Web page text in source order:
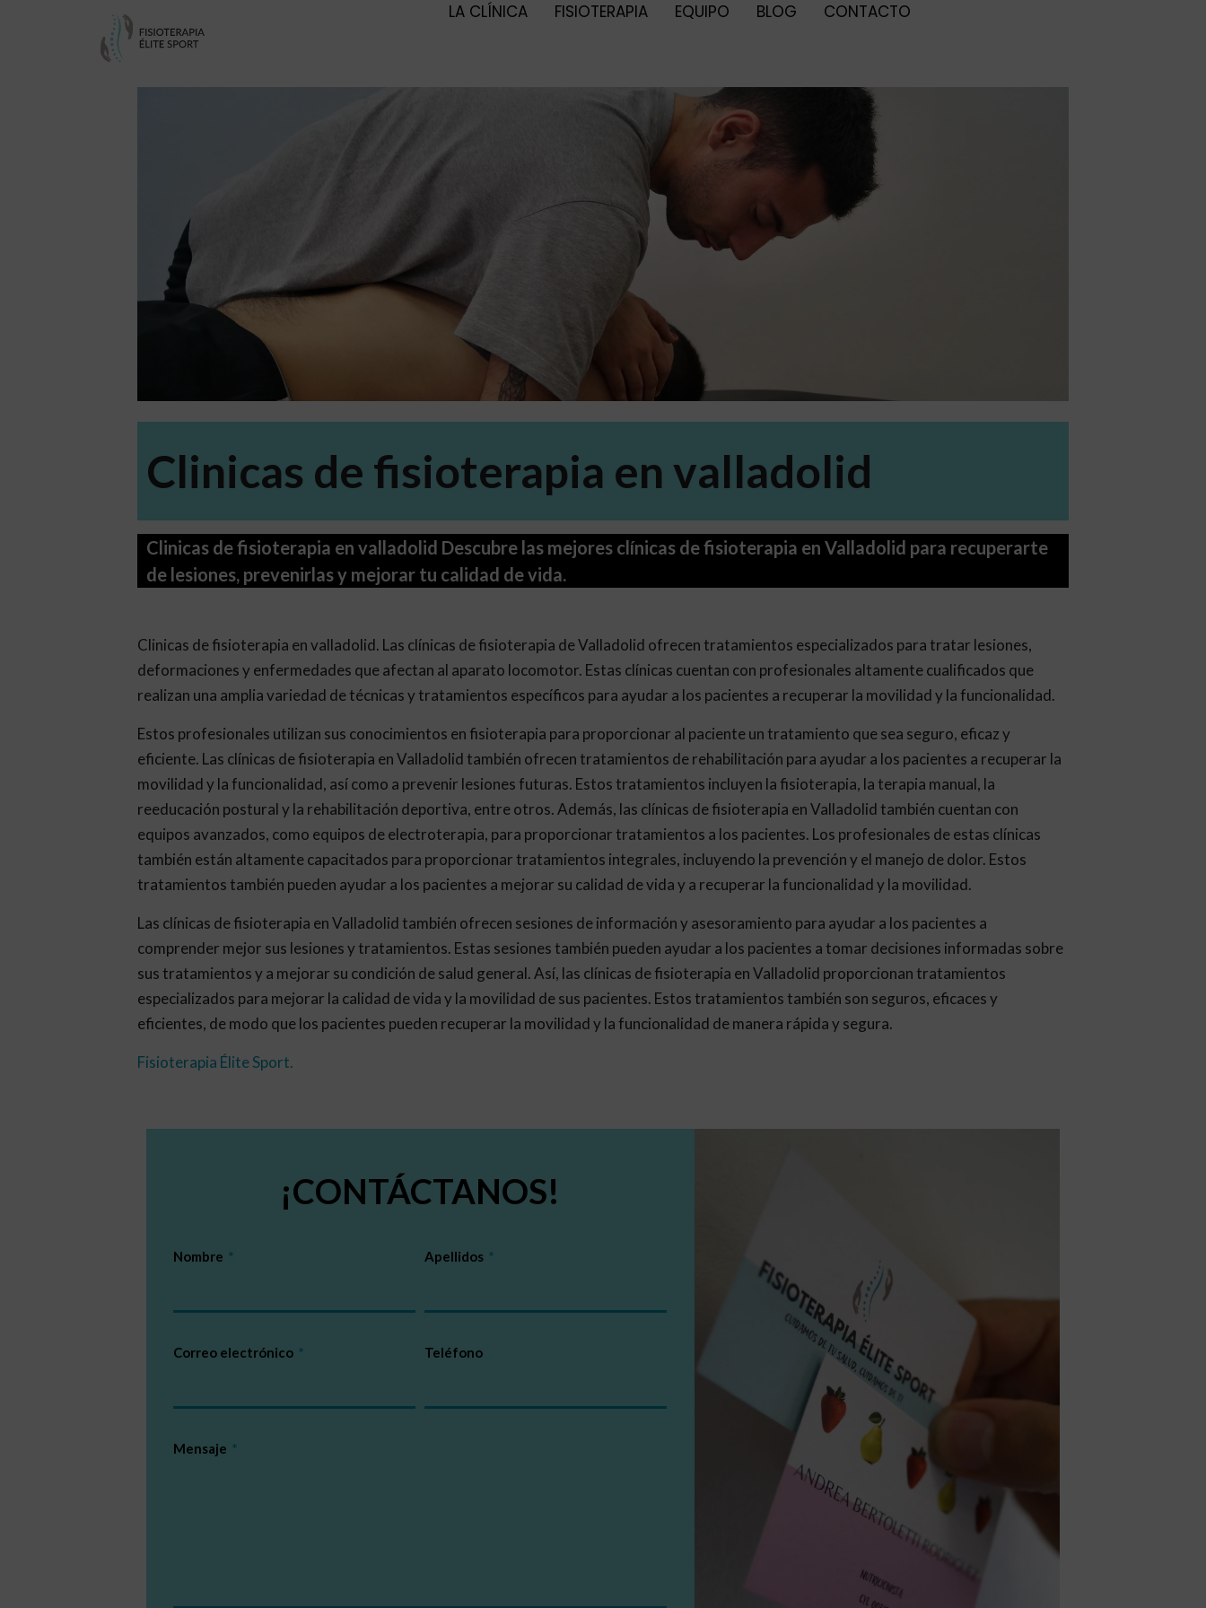
LA CLÍNICA FISIOTERAPIA EQUIPO BLOG CONTACTO
Clinicas de fisioterapia en valladolid
Clinicas de fisioterapia en valladolid Descubre las mejores clínicas de fisioterapia en Valladolid para recuperarte
de lesiones, prevenirlas y mejorar tu calidad de vida.
Clinicas de fisioterapia en valladolid. Las clínicas de fisioterapia de Valladolid ofrecen tratamientos especializados para tratar lesiones,
deformaciones y enfermedades que afectan al aparato locomotor. Estas clínicas cuentan con profesionales altamente cualificados que
realizan una amplia variedad de técnicas y tratamientos específicos para ayudar a los pacientes a recuperar la movilidad y la funcionalidad.
Estos profesionales utilizan sus conocimientos en fisioterapia para proporcionar al paciente un tratamiento que sea seguro, eficaz y
eficiente. Las clínicas de fisioterapia en Valladolid también ofrecen tratamientos de rehabilitación para ayudar a los pacientes a recuperar la
movilidad y la funcionalidad, así como a prevenir lesiones futuras. Estos tratamientos incluyen la fisioterapia, la terapia manual, la
reeducación postural y la rehabilitación deportiva, entre otros. Además, las clínicas de fisioterapia en Valladolid también cuentan con
equipos avanzados, como equipos de electroterapia, para proporcionar tratamientos a los pacientes. Los profesionales de estas clínicas
también están altamente capacitados para proporcionar tratamientos integrales, incluyendo la prevención y el manejo de dolor. Estos
tratamientos también pueden ayudar a los pacientes a mejorar su calidad de vida y a recuperar la funcionalidad y la movilidad.
Las clínicas de fisioterapia en Valladolid también ofrecen sesiones de información y asesoramiento para ayudar a los pacientes a
comprender mejor sus lesiones y tratamientos. Estas sesiones también pueden ayudar a los pacientes a tomar decisiones informadas sobre
sus tratamientos y a mejorar su condición de salud general. Así, las clínicas de fisioterapia en Valladolid proporcionan tratamientos
especializados para mejorar la calidad de vida y la movilidad de sus pacientes. Estos tratamientos también son seguros, eficaces y
eficientes, de modo que los pacientes pueden recuperar la movilidad y la funcionalidad de manera rápida y segura.
Fisioterapia Élite Sport.
¡CONTÁCTANOS!
Nombre Apellidos
Correo electrónico Teléfono
Mensaje